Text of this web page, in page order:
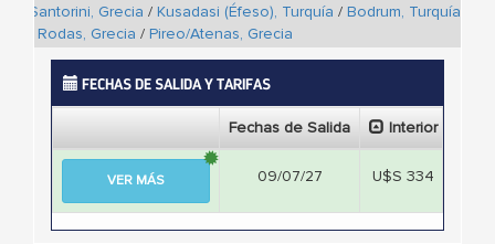
Santorini, Grecia / Kusadasi (Éfeso), Turquía / Bodrum, Turquía
Rodas, Grecia / Pireo/Atenas, Grecia
FECHAS DE SALIDA Y TARIFAS
Fechas de Salida Interior
VER MÁS 09/07/27 U$S 334